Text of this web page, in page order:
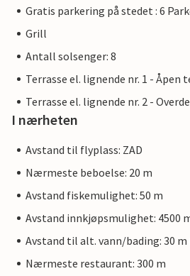
Gratis parkering på stedet : 6
Grill
Antall solsenger: 8
Terrasse el. lignende nr. 1 - Åpen
Terrasse el. lignende nr. 2 -
I nærheten
Avstand til flyplass: ZAD
Nærmeste beboelse: 20 m
Avstand fiskemulighet: 50 m
Avstand innkjøpsmulighet: 4500
Avstand til alt. vann/bading: 30
Nærmeste restaurant: 300 m